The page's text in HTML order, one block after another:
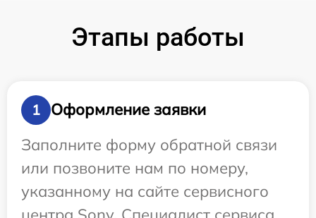
Этапы работы
1
Оформление заявки
Заполните форму обратной связи
или позвоните нам по номеру,
указанному на сайте сервисного